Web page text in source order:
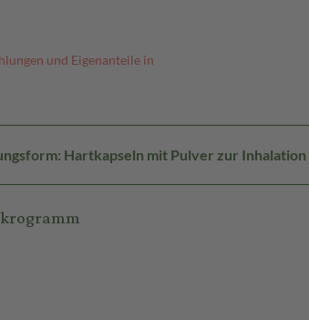
und Eigenanteile in
Hartkapseln mit Pulver zur Inhalation